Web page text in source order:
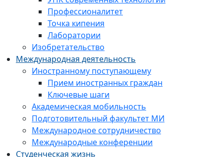
Профессионалитет
Точка кипения
Лаборатории
Изобретательство
Международная деятельность
Иностранному поступающему
Прием иностранных граждан
Ключевые шаги
Академическая мобильность
Подготовительный факультет МИ
Международное сотрудничество
Международные конференции
Студенческая жизнь